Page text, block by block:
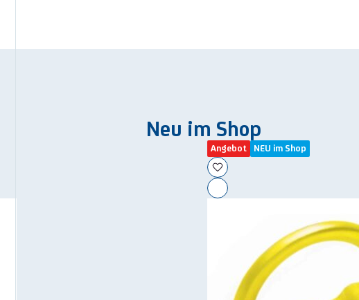
Neu im Shop
Angebot NEU im Shop